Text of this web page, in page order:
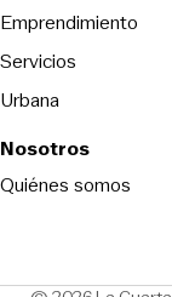
Emprendimiento
Servicios
Urbana
Nosotros
Quiénes somos